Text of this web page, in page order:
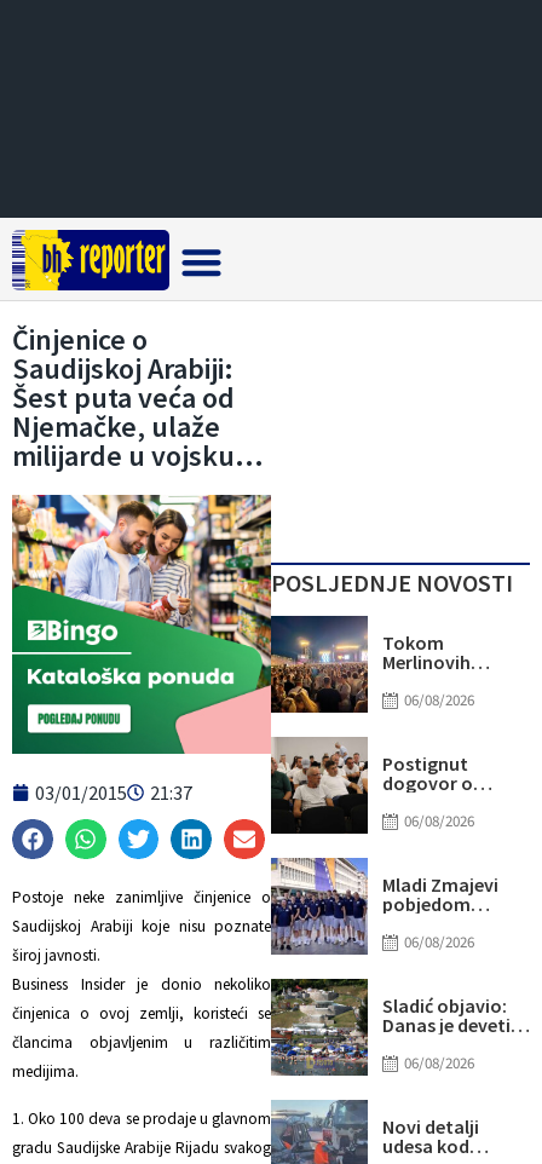
Činjenice o
Saudijskoj Arabiji:
Šest puta veća od
Njemačke, ulaže
milijarde u vojsku…
03/01/2015 21:37
Postoje neke zanimljive činjenice o
Saudijskoj Arabiji koje nisu poznate
široj javnosti.
Business Insider je donio nekoliko
činjenica o ovoj zemlji, koristeći se
člancima objavljenim u različitim
medijima.
1. Oko 100 deva se prodaje u glavnom
gradu Saudijske Arabije Rijadu svakog
POSLJEDNJE NOVOSTI
Tokom
Merlinovih
gotovo 156
06/08/2026
Postignut
dogovor o
koracima za
otpuštenih
radnika
Komunalnog
06/08/2026
Mladi Zmajevi
pobjedom
poruku na
06/08/2026
Sladić objavio:
Danas je deveti
od 40 stepeni,
06/08/2026
Novi detalji
udesa kod